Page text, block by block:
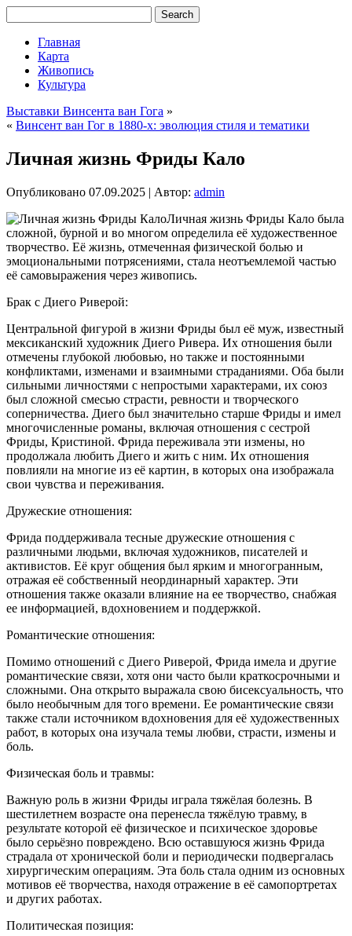
Главная
Карта
Живопись
Культура
Выставки Винсента ван Гога »
« Винсент ван Гог в 1880-х: эволюция стиля и тематики
Личная жизнь Фриды Кало
Опубликовано 07.09.2025 | Автор: admin
Личная жизнь Фриды Кало была
сложной, бурной и во многом определила её художественное
творчество. Её жизнь, отмеченная физической болью и
эмоциональными потрясениями, стала неотъемлемой частью
её самовыражения через живопись.
Брак с Диего Риверой:
Центральной фигурой в жизни Фриды был её муж, известный
мексиканский художник Диего Ривера. Их отношения были
отмечены глубокой любовью, но также и постоянными
конфликтами, изменами и взаимными страданиями. Оба были
сильными личностями с непростыми характерами, их союз
был сложной смесью страсти, ревности и творческого
соперничества. Диего был значительно старше Фриды и имел
многочисленные романы, включая отношения с сестрой
Фриды, Кристиной. Фрида переживала эти измены, но
продолжала любить Диего и жить с ним. Их отношения
повлияли на многие из её картин, в которых она изображала
свои чувства и переживания.
Дружеские отношения:
Фрида поддерживала тесные дружеские отношения с
различными людьми, включая художников, писателей и
активистов. Её круг общения был ярким и многогранным,
отражая её собственный неординарный характер. Эти
отношения также оказали влияние на ее творчество, снабжая
ее информацией, вдохновением и поддержкой.
Романтические отношения:
Помимо отношений с Диего Риверой, Фрида имела и другие
романтические связи, хотя они часто были краткосрочными и
сложными. Она открыто выражала свою бисексуальность, что
было необычным для того времени. Ее романтические связи
также стали источником вдохновения для её художественных
работ, в которых она изучала темы любви, страсти, измены и
боль.
Физическая боль и травмы:
Важную роль в жизни Фриды играла тяжёлая болезнь. В
шестилетнем возрасте она перенесла тяжёлую травму, в
результате которой её физическое и психическое здоровье
было серьёзно повреждено. Всю оставшуюся жизнь Фрида
страдала от хронической боли и периодически подвергалась
хирургическим операциям. Эта боль стала одним из основных
мотивов её творчества, находя отражение в её самопортретах
и других работах.
Политическая позиция: